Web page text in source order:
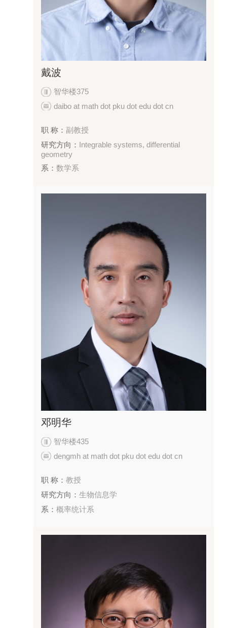
戴波
智华楼375
daibo at math dot pku dot edu dot cn
职 称： 副教授
研究方向： Integrable systems, differential
geometry
系：数学系
邓明华
智华楼435
dengmh at math dot pku dot edu dot cn
职 称：教授
研究方向：生物信息学
系：概率统计系